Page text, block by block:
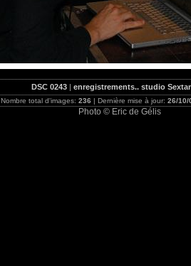
DSC 0243| enregistrements.. studio
Nombre total d'images: 236 | Dernière mise à jour: 26/10/
Photo © Eric de Gélis